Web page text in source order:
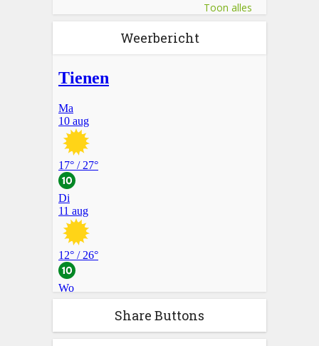
Toon alles
Weerbericht
Share Buttons